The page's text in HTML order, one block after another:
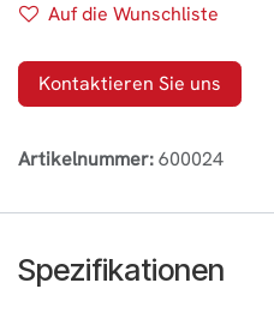
Auf die Wunschliste
Kontaktieren Sie uns
Artikelnummer:600024
Spezifikationen